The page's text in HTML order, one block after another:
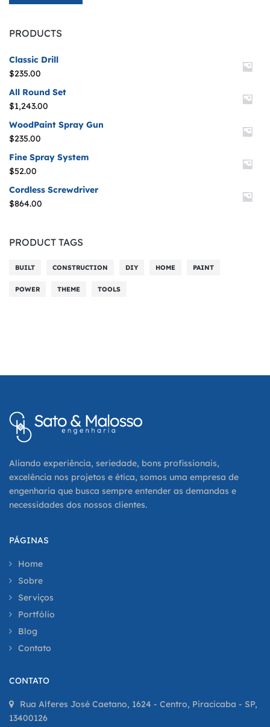
PRODUCTS
Classic Drill
$235.00
All Round Set
$1,243.00
WoodPaint Spray Gun
$235.00
Fine Spray System
$52.00
Cordless Screwdriver
$864.00
PRODUCT TAGS
BUILT CONSTRUCTION DIY HOME PAINT
POWER THEME TOOLS
Aliando experiência, seriedade, bons profissionais,
excelência nos projetos e ética, somos uma empresa de
engenharia que busca sempre entender as demandas e
necessidades dos nossos clientes.
PÁGINAS
Home
Sobre
Serviços
Portfólio
Blog
Contato
CONTATO
Rua Alferes José Caetano, 1624 - Centro, Piracicaba - SP,
13400126